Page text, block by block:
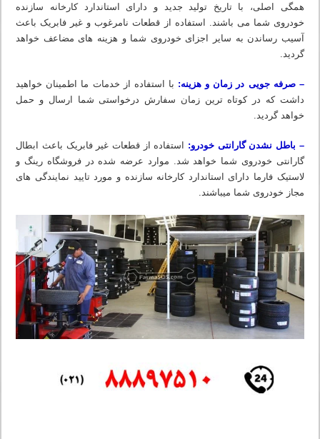
همگی اصلی، با تاریخ تولید جدید و دارای استاندارد کارخانه سازنده
خودروی شما می باشند. استفاده از قطعات نامرغوب و غیر فابریک باعث
آسیب رساندن به سایر اجزای خودروی شما و هزینه های مضاعف خواهد
گردید.
– صرفه جویی در زمان و هزینه: با استفاده از خدمات ما اطمینان خواهید
داشت که در کوتاه ترین زمان سفارش درخواستی شما ارسال و حمل
خواهد گردید.
– باطل نشدن گارانتی خودرو: استفاده از قطعات غیر فابریک باعث ابطال
گارانتی خودروی شما خواهد شد. موارد عرضه شده در فروشگاه رینگ و
لاستیک فارما دارای استاندارد کارخانه سازنده و مورد تایید نمایندگی های
مجاز خودروی شما میباشند.